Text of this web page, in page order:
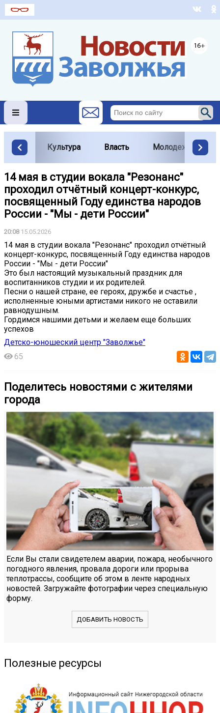
Культура Власть Молодежь
14 мая в студии вокала "Резонанс"
проходил отчётный концерт-конкурс,
посвященный Году единства народов
России - "Мы - дети России"
20:0815.05.2026
14 мая в студии вокала "Резонанс" проходил отчётный
концерт-конкурс, посвященный Году единства народов
России - "Мы - дети России"
Это был настоящий музыкальный праздник для
воспитанников студии и их родителей.
Песни о нашей стране, ее героях, дружбе и счастье ,
исполненные юными артистами никого не оставили
равнодушным. ️
Гордимся нашими детьми и желаем еще больших
успехов
Детско-юношеский центр "Заволжье"
65
Поделитесь новостями с жителями
города
Если Вы стали свидетелем аварии, пожара, необычного
погодного явления, провала дороги или прорыва
теплотрассы, сообщите об этом в ленте народных
новостей. Загружайте фотографии через специальную
форму.
ДОБАВИТЬ НОВОСТЬ
Полезные ресурсы